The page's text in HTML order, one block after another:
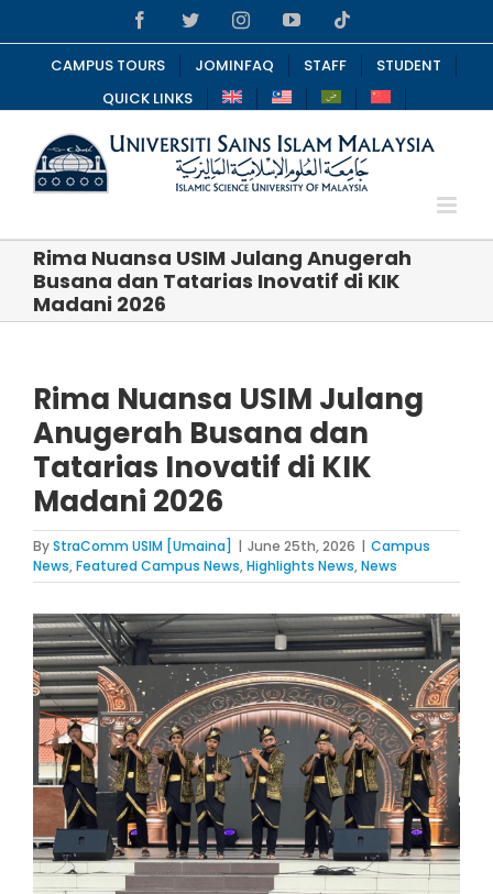
to
content
FacebookTwitterInstagramYouTube
CAMPUS TOURS JOMINFAQ STAFF
STUDENT
QUICK LINKS
Rima Nuansa USIM Julang Anugerah
Busana dan Tatarias Inovatif di KIK
Madani 2026
Rima Nuansa USIM Julang
Anugerah Busana dan
Tatarias Inovatif di KIK
Madani 2026
ByStraComm USIM [Umaina] | June 25th, 2026 | Campus
News,Featured Campus News,Highlights News,News
View
Larger
Image